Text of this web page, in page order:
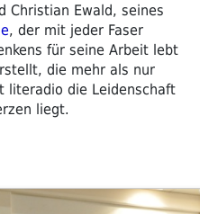
Christian Ewald, seines
, der mit jeder Faser
für seine Arbeit lebt
die mehr als nur
literadio die Leidenschaft
liegt.